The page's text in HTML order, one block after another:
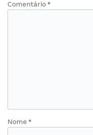
Comentário *
Nome *